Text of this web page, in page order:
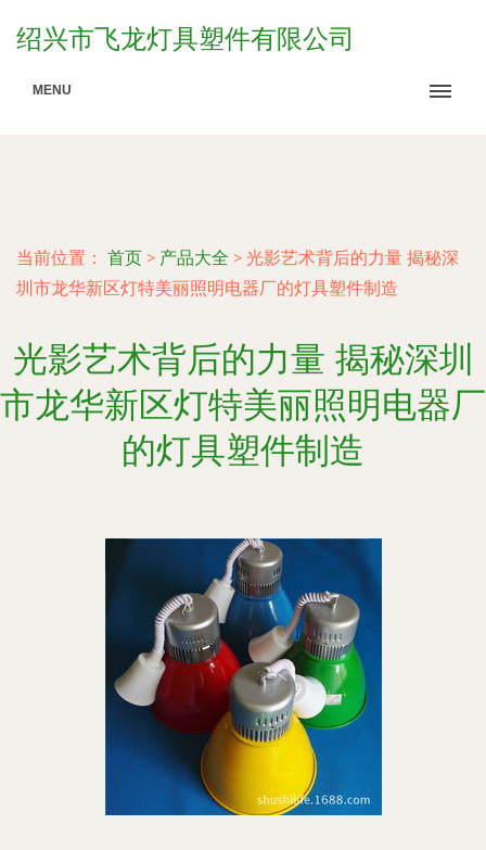
绍兴市飞龙灯具塑件有限公司
MENU
当前位置： 首页 > 产品大全 > 光影艺术背后的力量 揭秘深
圳市龙华新区灯特美丽照明电器厂的灯具塑件制造
光影艺术背后的力量 揭秘深圳
市龙华新区灯特美丽照明电器厂
的灯具塑件制造